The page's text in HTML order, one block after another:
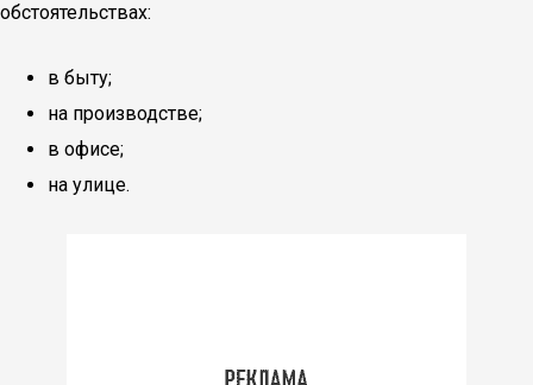
обстоятельствах:
в быту;
на производстве;
в офисе;
на улице.